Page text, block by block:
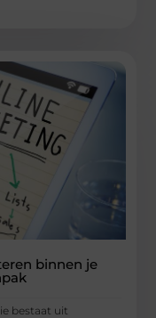
binnen je
bestaat uit